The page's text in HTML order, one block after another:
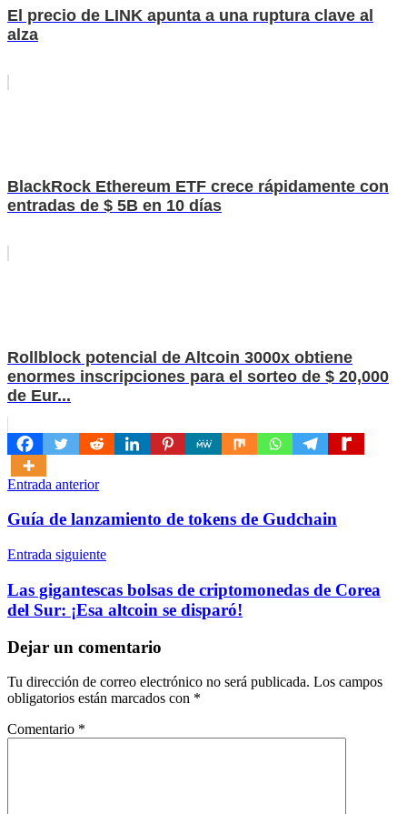
El precio de LINK apunta a una ruptura clave al
alza
BlackRock Ethereum ETF crece rápidamente con
entradas de $ 5B en 10 días
Rollblock potencial de Altcoin 3000x obtiene
enormes inscripciones para el sorteo de $ 20,000
de Eur...
Navegación
de
Entrada anterior
Guía de lanzamiento de tokens de Gudchain
Entrada siguiente
Las gigantescas bolsas de criptomonedas de Corea
del Sur: ¡Esa altcoin se disparó!
Dejar un comentario
Tu dirección de correo electrónico no será publicada. Los campos
obligatorios están marcados con *
Comentario *